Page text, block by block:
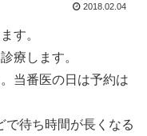
2018.02.04
す。
療します。
当番医の日は予約は
で待ち時間が長くなる